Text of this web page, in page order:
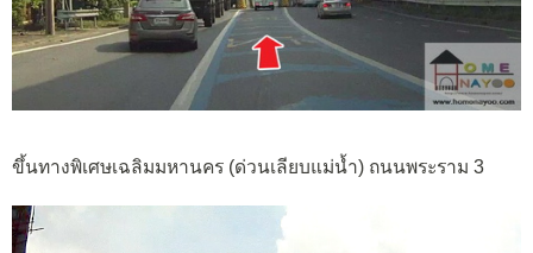
ขึ้นทางพิเศษเฉลิมมหานคร (ด่วนเลียบแม่น้ำ) ถนนพระราม 3